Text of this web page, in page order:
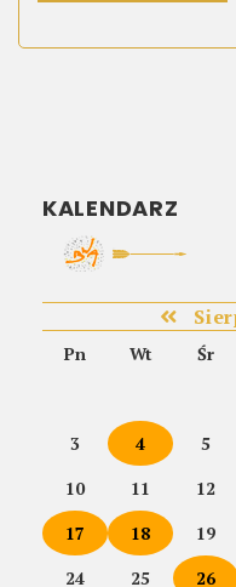
KALENDARZ
Pn Wt Śr
3
4 5
10
11 12
17
18 19
24
25 26